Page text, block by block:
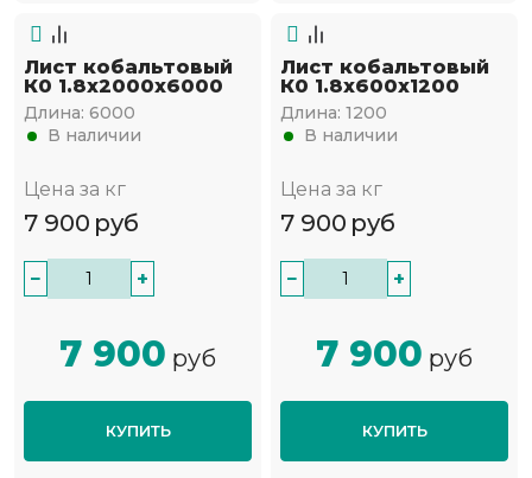
Лист кобальтовый
К0 1.8x2000x6000
Длина: 6000
В наличии
Цена за кг
7 900 руб
− +
7 900 руб
КУПИТЬ
Лист кобальтовый
К0 1.8x600x1200
Длина: 1200
В наличии
Цена за кг
7 900 руб
− +
7 900 руб
КУПИТЬ